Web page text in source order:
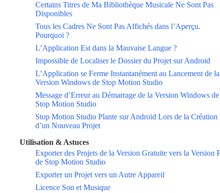
Certains Titres de Ma Bibliothèque Musicale Ne Sont Pas
Disponibles
Tous les Cadres Ne Sont Pas Affichés dans l’Aperçu.
Pourquoi ?
L’Application Est dans la Mauvaise Langue ?
Impossible de Localiser le Dossier du Projet sur Android
L’Application se Ferme Instantanément au Lancement de la
Version Windows de Stop Motion Studio
Message d’Erreur au Démarrage de la Version Windows de
Stop Motion Studio
Stop Motion Studio Plante sur Android Lors de la Création
d’un Nouveau Projet
Utilisation & Astuces
Exporter des Projets de la Version Gratuite vers la Version
de Stop Motion Studio
Exporter un Projet vers un Autre Appareil
Licence Son et Musique